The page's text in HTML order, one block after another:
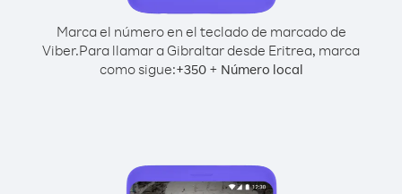
Marca el número en el teclado de marcado de
Viber.Para llamar a Gibraltar desde Eritrea, marca
como sigue:+350+ Número local